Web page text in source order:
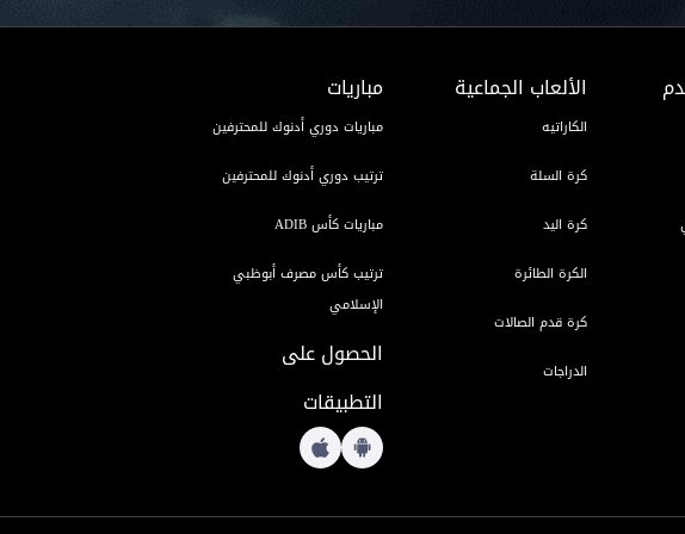
الألعاب الجماعية
الكاراتيه
كرة السلة
كرة اليد
الكرة الطائرة
كرة قدم الصالات
الدراجات
مباريات
مباريات دوري أدنوك للمحترفين
ترتيب دوري أدنوك للمحترفين
مباريات كأس ADIB
ترتيب كأس مصرف أبوظبي
الإسلامي
الحصول على
التطبيقات